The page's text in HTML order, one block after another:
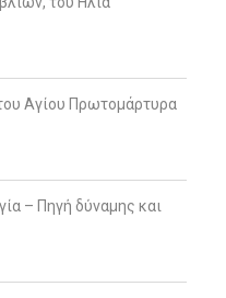
Αγίου Πρωτομάρτυρα
– Πηγή δύναμης και